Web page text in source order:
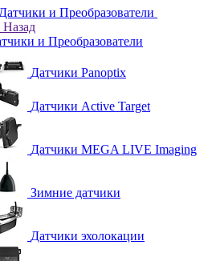
Датчики и Преобразователи
Назад
и Преобразователи
Датчики Panoptix
Датчики Active Target
Датчики MEGA LIVE Imaging
Зимние датчики
Датчики эхолокации